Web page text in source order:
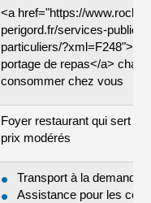
<a href="https://
perigord.fr/services-publics-
particuliers/
portage de repas</a>
consommer chez vous
Foyer restaurant qui sert
prix modérés
Transport à la demande
Assistance pour les